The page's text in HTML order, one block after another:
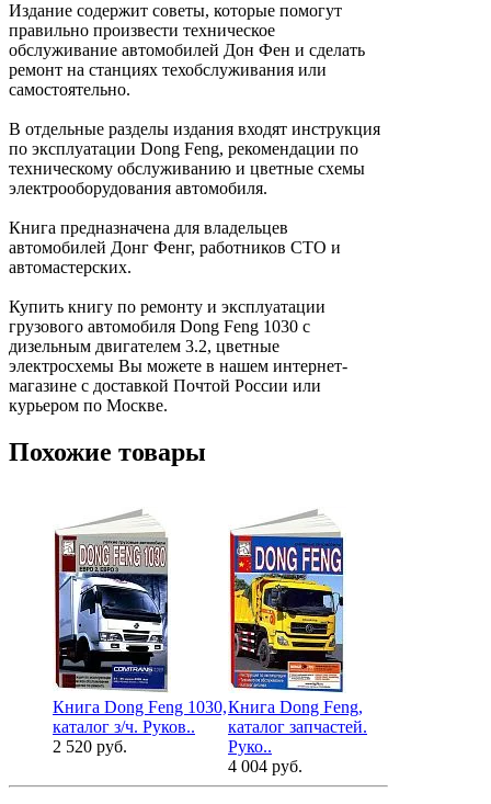
Издание содержит советы, которые помогут
правильно произвести техническое
обслуживание автомобилей Дон Фен и сделать
ремонт на станциях техобслуживания или
самостоятельно.
В отдельные разделы издания входят инструкция
по эксплуатации Dong Feng, рекомендации по
техническому обслуживанию и цветные схемы
электрооборудования автомобиля.
Книга предназначена для владельцев
автомобилей Донг Фенг, работников СТО и
автомастерских.
Купить книгу по ремонту и эксплуатации
грузового автомобиля Dong Feng 1030 с
дизельным двигателем 3.2, цветные
электросхемы Вы можете в нашем интернет-
магазине с доставкой Почтой России или
курьером по Москве.
Похожие товары
Книга Dong Feng 1030,
каталог з/ч. Руков..
2 520 руб.
Книга Dong Feng,
каталог запчастей.
Руко..
4 004 руб.